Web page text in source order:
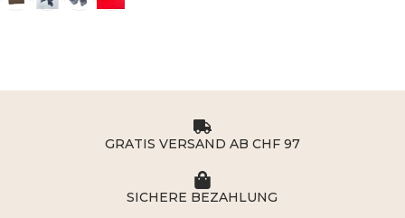
GRATIS VERSAND AB CHF 97
SICHERE BEZAHLUNG